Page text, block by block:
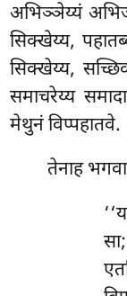
अभिञ्ञेय्यं
सिक्खेय्य,
सिक्खेय्य,
समाचरेय्य
मेथुनं विप्पहातवे.
तेनाह
सा;